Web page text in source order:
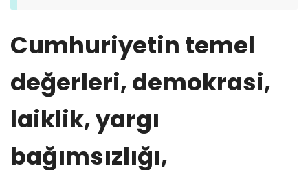
Cumhuriyetin temel
değerleri, demokrasi,
laiklik, yargı
bağımsızlığı,